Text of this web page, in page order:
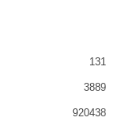
131
3889
920438